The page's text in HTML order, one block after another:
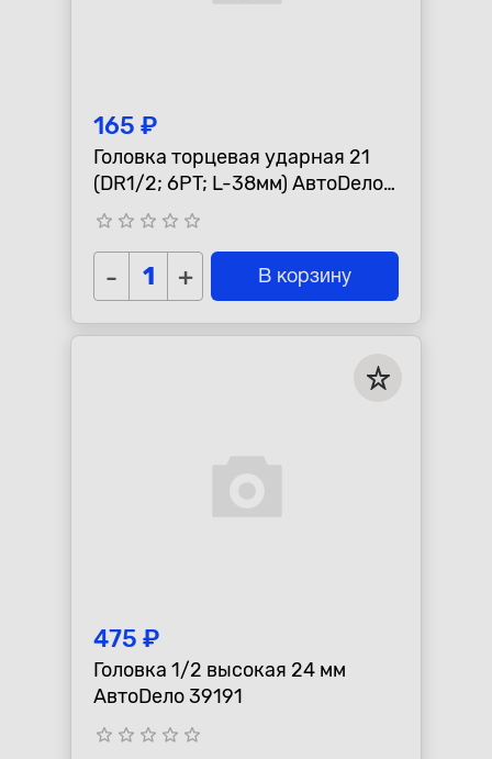
165 ₽
Головка торцевая ударная 21
(DR1/2; 6PT; L-38мм) АвтоDело
40206 АвтоDело 40206
star_border star_border star_border star_border star_border
- + В корзину
475 ₽
Головка 1/2 высокая 24 мм
АвтоDело 39191
star_border star_border star_border star_border star_border